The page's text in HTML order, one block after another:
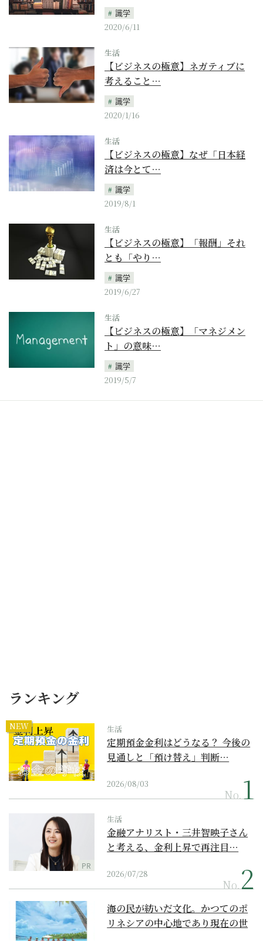
識学
2020/6/11
生活
【ビジネスの極意】ネガティブに
考えること…
識学
2020/1/16
生活
【ビジネスの極意】なぜ「日本経
済は今とて…
識学
2019/8/1
生活
【ビジネスの極意】「報酬」それ
とも「やり…
識学
2019/6/27
生活
【ビジネスの極意】「マネジメン
ト」の意味…
識学
2019/5/7
ランキング
NEW 生活
定期預金金利はどうなる？ 今後の
見通しと「預け替え」判断…
2026/08/03
No.
PR
生活
金融アナリスト・三井智映子さん
と考える、金利上昇で再注目…
2026/07/28
No.
海の民が紡いだ文化。かつてのポ
リネシアの中心地であり現在の世